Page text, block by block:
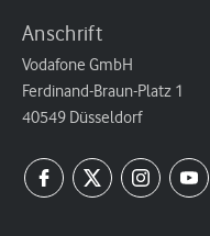
Anschrift
Vodafone GmbH
Ferdinand-Braun-Platz 1
40549 Düsseldorf